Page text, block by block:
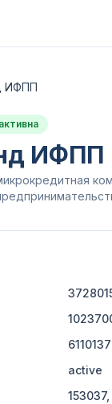
ИФПП
ИФПП
active